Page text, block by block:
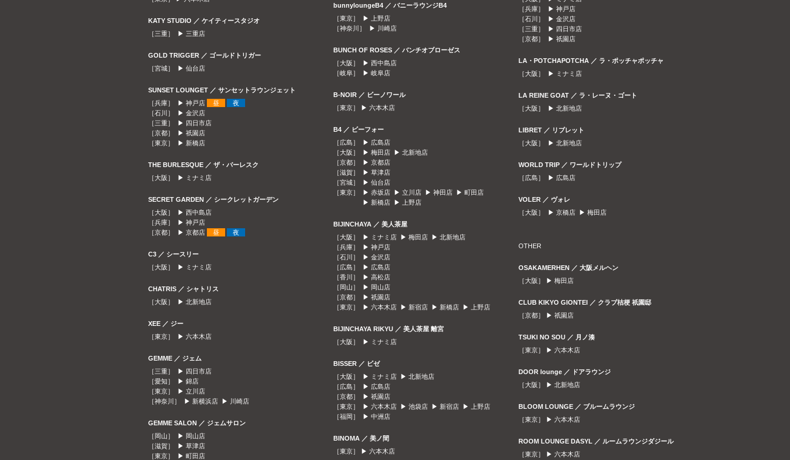
KATY STUDIO ／ ケイティースタジオ
［三重］ ▶ 三重店
GOLD TRIGGER ／ ゴールドトリガー
［宮城］ ▶ 仙台店
SUNSET LOUNGET ／ サンセットラウンジェット
［兵庫］ ▶ 神戸店 昼
夜
［石川］ ▶ 金沢店
［三重］ ▶ 四日市店
［京都］ ▶ 祇園店
［東京］ ▶ 新橋店
THE BURLESQUE ／ ザ・バーレスク
［大阪］ ▶
ミナミ店
SECRET GARDEN ／ シークレットガーデン
［大阪］ ▶ 西中島店
［兵庫］ ▶ 神戸店
［京都］ ▶ 京都店 昼 夜
C3 ／ シースリー
［大阪］ ▶
ミナミ店
CHATRIS ／ シャトリス
［大阪］ ▶ 北新地店
XEE ／ ジー
［東京］ ▶ 六本木店
GEMME ／ ジェム
［三重］ ▶ 四日市店
［愛知］ ▶ 錦店
［東京］ ▶ 立川店
［神奈川］ ▶ 新横浜店 ▶ 川崎店
GEMME SALON ／ ジェムサロン
［岡山］ ▶ 岡山店
［滋賀］ ▶ 草津店
［東京］ ▶ 町田店
bunnyloungeB4 ／ バニーラウンジB4
［東京］ ▶
上野店
［神奈川］ ▶
川崎店
BUNCH OF ROSES ／ バンチオブローゼス
［大阪］ ▶ 西中島店
［岐阜］ ▶ 岐阜店
B-NOIR ／ ビーノワール
［東京］ ▶ 六本木店
B4 ／ ビーフォー
［広島］ ▶ 広島店
［大阪］ ▶ 梅田店 ▶ 北新地店
［京都］ ▶ 京都店
［滋賀］ ▶ 草津店
［宮城］ ▶ 仙台店
［東京］ ▶ 赤坂店 ▶ 立川店 ▶ 神田店 ▶ 町田店
▶ 新橋店 ▶ 上野店
BIJINCHAYA ／ 美人茶屋
［大阪］ ▶
ミナミ店 ▶ 梅田店 ▶ 北新地店
［兵庫］ ▶ 神戸店
［石川］ ▶ 金沢店
［広島］ ▶ 広島店
［香川］ ▶ 高松店
［岡山］ ▶ 岡山店
［京都］ ▶ 祇園店
［東京］ ▶ 六本木店 ▶ 新宿店 ▶ 新橋店 ▶ 上野店
BIJINCHAYA RIKYU ／ 美人茶屋 離宮
［大阪］ ▶
ミナミ店
BISSER ／ ビゼ
［大阪］ ▶
ミナミ店 ▶ 北新地店
［広島］ ▶ 広島店
［京都］ ▶ 祇園店
［東京］ ▶ 六本木店 ▶ 池袋店 ▶ 新宿店 ▶
上野店
［福岡］ ▶ 中洲店
BINOMA ／ 美ノ間
［東京］ ▶ 六本木店
［兵庫］ ▶ 神戸店
［石川］ ▶ 金沢店
［三重］ ▶ 四日市店
［京都］ ▶ 祇園店
LA・POTCHAPOTCHA ／ ラ・ポッチャポッチャ
［大阪］ ▶
ミナミ店
LA REINE GOAT ／ ラ・レーヌ・ゴート
［大阪］ ▶ 北新地店
LIBRET ／ リブレット
［大阪］ ▶ 北新地店
WORLD TRIP ／ ワールドトリップ
［広島］ ▶ 広島店
VOLER ／ ヴォレ
［大阪］ ▶ 京橋店 ▶ 梅田店
OTHER
OSAKAMERHEN ／ 大阪メルヘン
［大阪］ ▶ 梅田店
CLUB KIKYO GIONTEI ／ クラブ桔梗 祇園邸
［京都］ ▶ 祇園店
TSUKI NO SOU ／ 月ノ湊
［東京］ ▶ 六本木店
DOOR lounge ／ ドアラウンジ
［大阪］ ▶ 北新地店
BLOOM LOUNGE ／ ブルームラウンジ
［東京］ ▶ 六本木店
ROOM LOUNGE DASYL ／ ルームラウンジダジール
［東京］ ▶ 六本木店